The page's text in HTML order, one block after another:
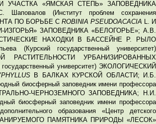
УЧАСТКА «ЯМСКАЯ СТЕПЬ» ЗАПОВЕДНИКА
(Институт проблем сохранения
ПО БОРЬБЕ С ROBINIA PSEUDOACACIA L. И
ЗАПОВЕДНИКА «БЕЛОГОРЬЕ»; А.В.
НАХОДКИ В БАССЕЙНЕ Р. РЫЛО
государственный университет)
РАСТИТЕЛЬНОСТИ УРБАНИЗИРОВАННЫХ
университет) ЭКОЛОГИЧЕСКИЙ
В БАЛКАХ КУРСКОЙ ОБЛАСТИ; И.Б.
биосферный заповедник имени профессора
ЧЕРНОЗЕМНОГО ЗАПОВЕДНИКА; Н.И.
биосферный заповедник имени профессора
образования «Центр детского
ПАМЯТНИКА ПРИРОДЫ «ЛЕСОК»